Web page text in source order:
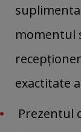
momentul
exactitate
Prezentul